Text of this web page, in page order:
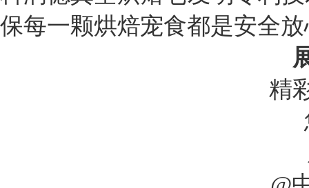
保每一颗烘焙宠食都是安全
精